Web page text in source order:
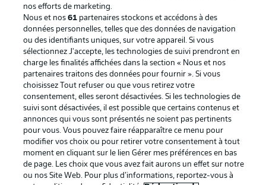
La publicité Conditions d’utilisation des
services
Mentions Légales Gérer mes préférences
Déclaration de
confidentialité
Diffuseurs
Travaux Contact
Joueurs
nos efforts de marketing.
Nous et nos 61partenaires stockons et accédons à des
données personnelles, telles que des données de navigation
ou des identifiants uniques, sur votre appareil. Si vous
sélectionnez J'accepte, les technologies de suivi prendront en
charge les finalités affichées dans la section « Nous et nos
partenaires traitons des données pour fournir ». Si vous
choisissez Tout refuser ou que vous retirez votre
consentement, elles seront désactivées. Si les technologies de
suivi sont désactivées, il est possible que certains contenus et
annonces qui vous sont présentés ne soient pas pertinents
pour vous. Vous pouvez faire réapparaître ce menu pour
modifier vos choix ou pour retirer votre consentement à tout
moment en cliquant sur le lien Gérer mes préférences en bas
de page. Les choix que vous avez fait aurons un effet sur notre
ou nos Site Web. Pour plus d’informations, reportez-vous à